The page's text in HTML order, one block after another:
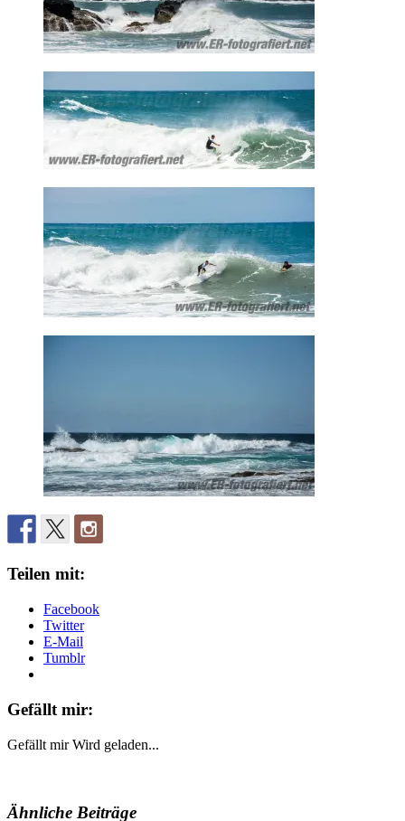
Teilen mit:
Facebook
Twitter
E-Mail
Tumblr
Gefällt mir:
Gefällt mir Wird geladen...
Ähnliche Beiträge